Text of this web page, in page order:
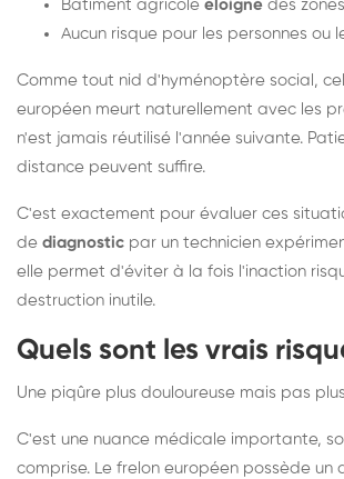
Bâtiment agricole éloigné des
Aucun risque pour les personnes ou
Comme tout nid d'hyménoptère social,
européen meurt naturellement avec les
n'est jamais réutilisé l'année suivante.
distance peuvent suffire.
C'est exactement pour évaluer ces
de diagnostic par un technicien
elle permet d'éviter à la fois l'inaction
destruction inutile.
Quels sont les vrais
Une piqûre plus douloureuse mais pas
C'est une nuance médicale importante,
comprise. Le frelon européen possède un